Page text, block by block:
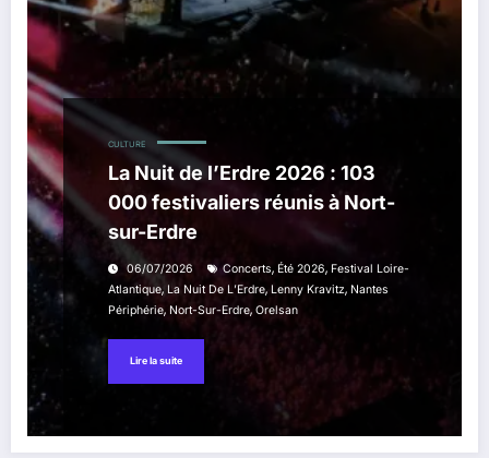
CULTURE
La Nuit de l’Erdre 2026 : 103
000 festivaliers réunis à Nort-
sur-Erdre
06/07/2026 Concerts, Été 2026, Festival Loire-
Atlantique, La Nuit De L’Erdre, Lenny Kravitz, Nantes
Périphérie, Nort-Sur-Erdre, Orelsan
Lire la suite